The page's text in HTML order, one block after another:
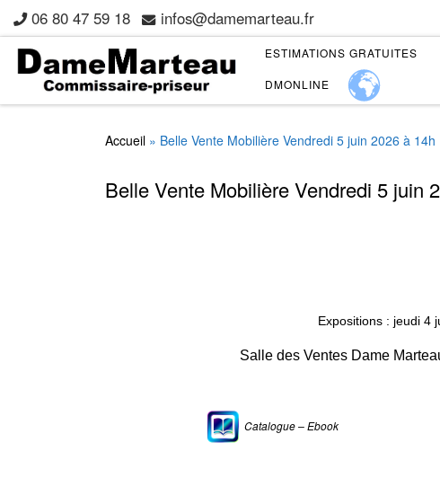
Skip to content
06 80 47 59 18 infos@damemarteau.fr
ESTIMATIONS GRATUITES
DMONLINE
Accueil » Belle Vente Mobilière Vendredi 5 juin 2026 à 14h
Belle Vente Mobilière Vendredi 5 juin
Expositions : jeudi 4
Salle des Ventes Dame
Catalogue – Ebook